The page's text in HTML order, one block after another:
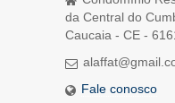
da Central do
Caucaia - CE -
Fale conosco